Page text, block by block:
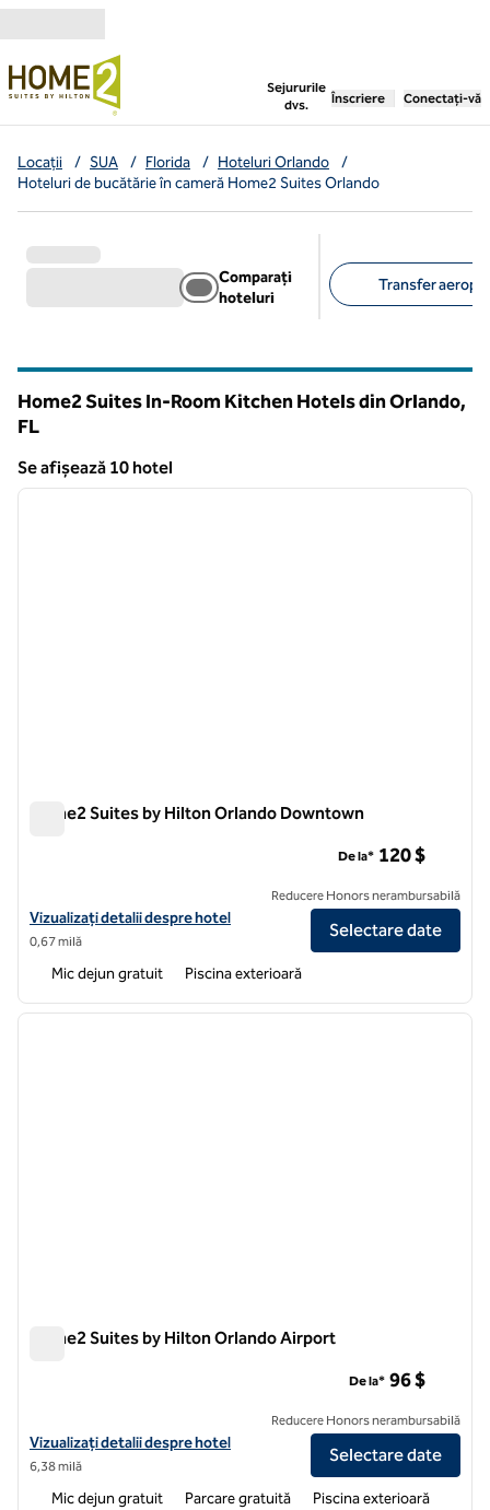
Salt la conținut
Sejururile
dvs.
, deschide o filă nouă
Înscriere Conectați-vă
Locații / SUA / Florida / Hoteluri Orlando
/
Hoteluri de bucătărie în cameră Home2 Suites Orlando
Comparați
hoteluri
Transfer
Home2 Suites In-Room Kitchen Hotels din Orlando,
FL
Se afișează 10 hotel
Se afișează 10 hotel
1 din 12
Home2 Suites by Hilton Orlando Downtown
Vizualizați detaliile hotelului pentru Home2 Suites by Hilton
Vizualizați detalii despre hotel
0,67 milă
De la* 120 $
Reducere Honors nerambursabilă
Selectare date
Mic dejun gratuit Piscina exterioară
1 din 12
Home2 Suites by Hilton Orlando Airport
Vizualizați detaliile hotelului pentru Home2 Suites by Hilton Orlando
Vizualizați detalii despre hotel
6,38 milă
De la* 96 $
Reducere Honors nerambursabilă
Selectare date
Mic dejun gratuit Parcare gratuită Piscina exterioară